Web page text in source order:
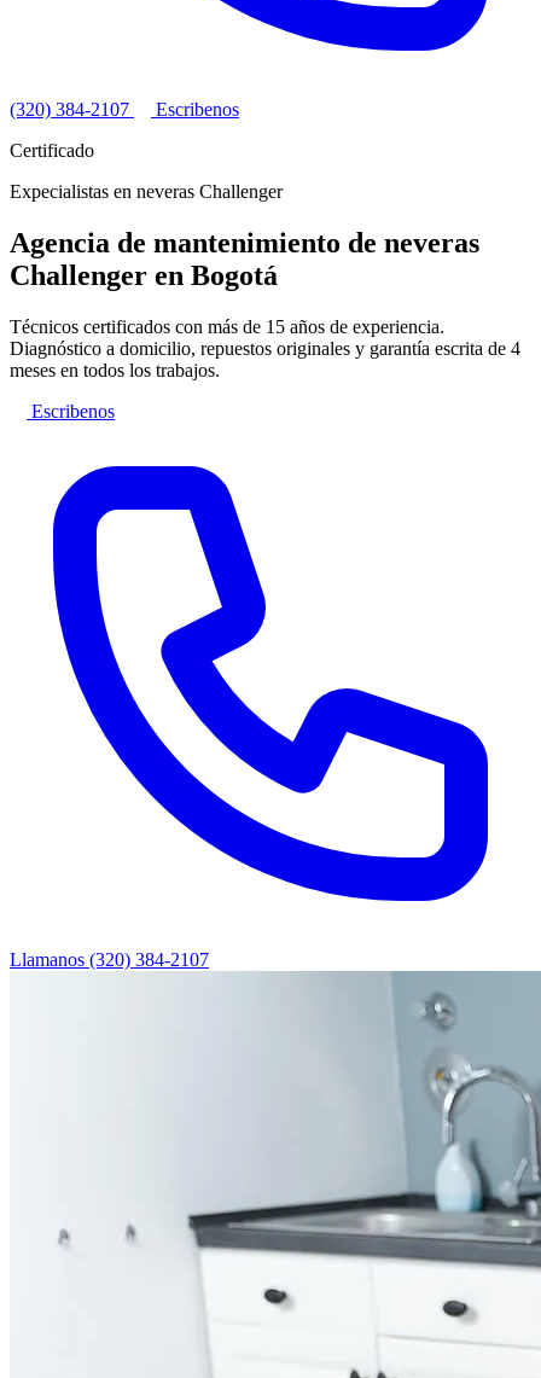
(320) 384-2107
Escribenos
Certificado
Expecialistas en neveras Challenger
Agencia de mantenimiento de neveras
Challenger en Bogotá
Técnicos certificados con más de 15 años de experiencia.
Diagnóstico a domicilio, repuestos originales y garantía escrita de 4
meses en todos los trabajos.
Escribenos
Llamanos (320) 384-2107